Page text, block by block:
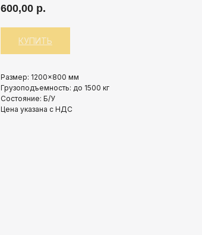
600,00 р.
КУПИТЬ
Размер: 1200×800 мм
Грузоподъемность: до 1500 кг
Состояние: Б/У
Цена указана с НДС